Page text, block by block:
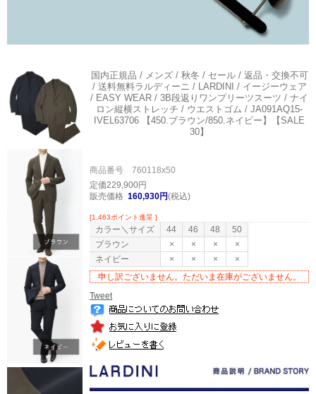
国内正規品 / メンズ / 秋冬 / セール / 返品・交換不可
/ 送料無料ラルディーニ / LARDINI / イージーウェア
/ EASY WEAR / 3B段返りワンプリーツスーツ / ナイ
ロン縦横ストレッチ / ウエストゴム / JA091AQ15-
IVEL63706 【450.ブラウン/850.ネイビー】【SALE
30】
商品番号 760118x50
定価229,900円
販売価格 160,930円(税込)
[1,463ポイント進呈 ]
カラー＼サイズ 44 46 48
50
ブラウン
× × ×
×
ネイビー
× × × ×
申し訳ございません。ただいま在庫がございません。
Tweet